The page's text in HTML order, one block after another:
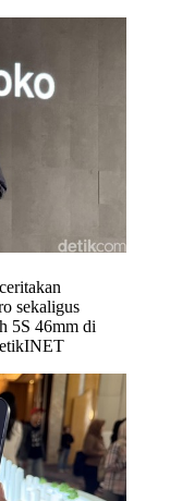
sekaligus
5S 46mm di